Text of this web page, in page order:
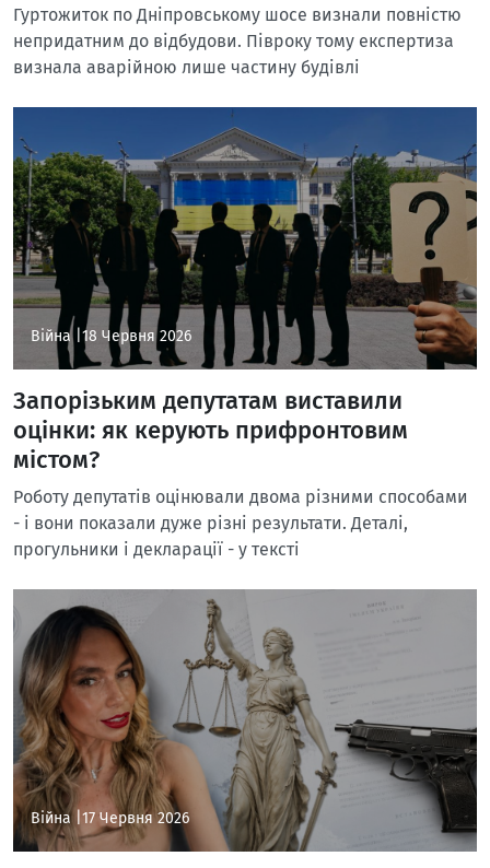
Гуртожиток по Дніпровському шосе визнали повністю
непридатним до відбудови. Півроку тому експертиза
визнала аварійною лише частину будівлі
Війна | 18 Червня 2026
Запорізьким депутатам виставили
оцінки: як керують прифронтовим
містом?
Роботу депутатів оцінювали двома різними способами
- і вони показали дуже різні результати. Деталі,
прогульники і декларації - у тексті
Війна | 17 Червня 2026